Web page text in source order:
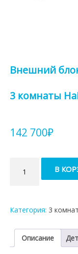
Внешний
3 комнаты
142 700₽
товара
сплит-
3
В
Категория: 3
Описание